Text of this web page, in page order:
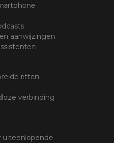
aanwijzingen
ritten
verbinding
uiteenlopende